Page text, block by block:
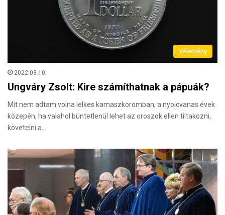
Vélemény
2022.03.10.
Ungváry Zsolt: Kire számíthatnak a pápuák?
Mit nem adtam volna lelkes kamaszkoromban, a nyolcvanas évek
közepén, ha valahol büntetlenül lehet az oroszok ellen tiltakozni,
követelni a…